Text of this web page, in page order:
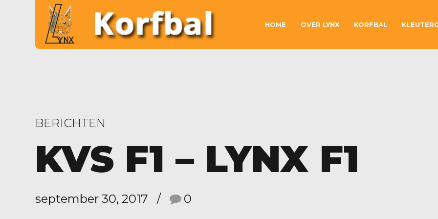
HOME OVER LYNX KORFBAL
BERICHTEN
KVS F1 – LYNX F1
september 30, 2017 0